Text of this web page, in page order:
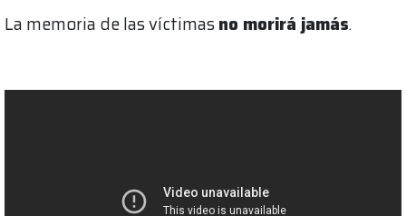
La memoria de las víctimasno morirá jamás.